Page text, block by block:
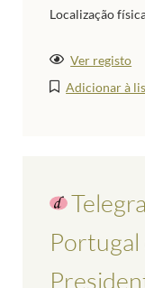
Localização
Ver registo
Adicionar à
Portugal